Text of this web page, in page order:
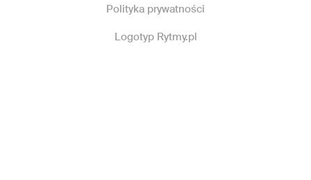
Polityka prywatności
Logotyp Rytmy.pl